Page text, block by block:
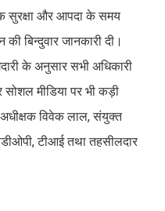
सुरक्षा और आपदा के समय
की बिन्दुवार जानकारी दी।
के अनुसार सभी अधिकारी
सोशल मीडिया पर भी कड़ी
विवेक लाल, संयुक्त
टीआई तथा तहसीलदार